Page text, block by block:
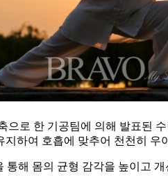
으로 한 기공팀에 의해 발표된
하여 호흡에 맞추어 천천히
통해 몸의 균형 감각을 높이고